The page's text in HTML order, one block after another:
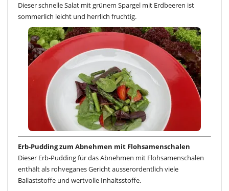
Dieser schnelle Salat mit grünem Spargel mit Erdbeeren ist
sommerlich leicht und herrlich fruchtig.
Erb-Pudding zum Abnehmen mit Flohsamenschalen
Dieser Erb-Pudding für das Abnehmen mit Flohsamenschalen
enthält als rohveganes Gericht ausserordentlich viele
Ballaststoffe und wertvolle Inhaltsstoffe.